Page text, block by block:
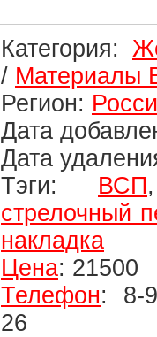
Категория:
/ Материалы
Регион:
Дата
Дата
Тэги: ВСП
стрелочный
накладка
Цена: 21500
Телефон: 8-
26